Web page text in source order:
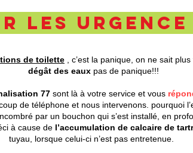
les urgence
de toilette , c’est la panique, on ne sait
dégât des eaux pas de panique!!!
77sont là à votre service et vous
de téléphone et nous intervenons. pourquoi
par un bouchon qui s’est installé, en
à cause de l’accumulation de calcaire de
tuyau, lorsque celui-ci n’est pas entretenue.